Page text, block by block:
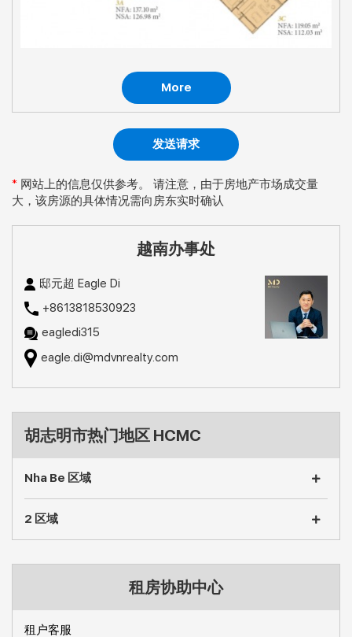
More
发送请求
* 网站上的信息仅供参考。 请注意，由于房地产市场成交量
大，该房源的具体情况需向房东实时确认
越南办事处
邸元超 Eagle Di
+8613818530923
eagledi315
eagle.di@mdvnrealty.com
胡志明市热门地区 HCMC
Nha Be 区域
2 区域
租房协助中心
租户客服